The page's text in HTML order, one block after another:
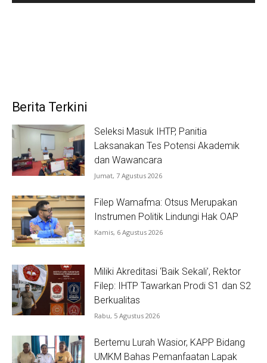
Berita Terkini
Seleksi Masuk IHTP, Panitia
Laksanakan Tes Potensi Akademik
dan Wawancara
Jumat, 7 Agustus 2026
Filep Wamafma: Otsus Merupakan
Instrumen Politik Lindungi Hak OAP
Kamis, 6 Agustus 2026
Miliki Akreditasi ‘Baik Sekali’, Rektor
Filep: IHTP Tawarkan Prodi S1 dan S2
Berkualitas
Rabu, 5 Agustus 2026
Bertemu Lurah Wasior, KAPP Bidang
UMKM Bahas Pemanfaatan Lapak